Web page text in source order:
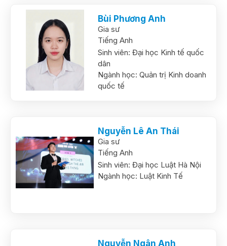
Bùi Phương Anh
Gia sư
Tiếng Anh
Sinh viên: Đại học Kinh tế quốc
dân
Ngành học: Quản trị Kinh doanh
quốc tế
Nguyễn Lê An Thái
Gia sư
Tiếng Anh
Sinh viên: Đại học Luật Hà Nội
Ngành học: Luật Kinh Tế
Nguyễn Ngân Anh